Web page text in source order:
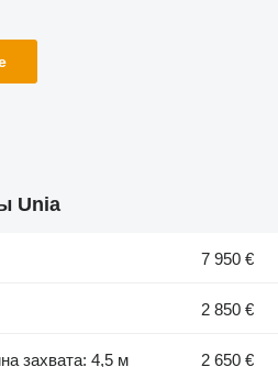
Unia
7 950 €
2 850 €
захвата: 4,5 м 2 650 €